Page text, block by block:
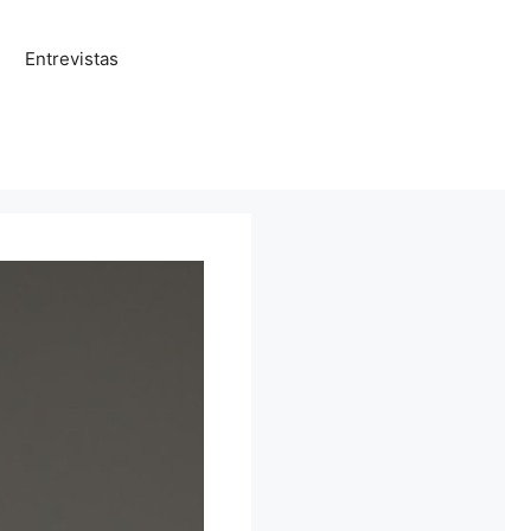
Entrevistas